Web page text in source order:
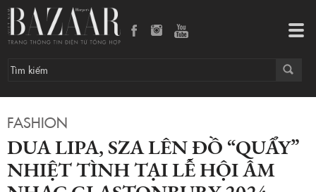
FASHION
DUA LIPA, SZA LÊN ĐỒ “QUẨY”
NHIỆT TÌNH TẠI LỄ HỘI ÂM